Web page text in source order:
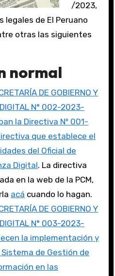
/2023,
legales de El Peruano
otras las siguientes
normal
DE GOBIERNO Y
N° 002-2023-
la Directiva Nº 001-
que establece el
del Oficial de
Digital. La directiva
en la web de la PCM,
acá cuando lo hagan.
DE GOBIERNO Y
N° 003-2023-
la implementación y
de Gestión de
en las